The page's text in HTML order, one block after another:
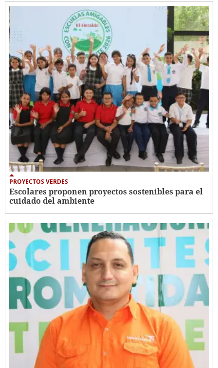
PROYECTOS VERDES
Escolares proponen proyectos sostenibles para el
cuidado del ambiente